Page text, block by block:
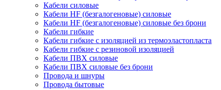
Кабели силовые
Кабели HF (безгалогеновые) силовые
Кабели HF (безгалогеновые) силовые без брони
Кабели гибкие
Кабели гибкие с изоляцией из термоэластопласта
Кабели гибкие с резиновой изоляцией
Кабели ПВХ силовые
Кабели ПВХ силовые без брони
Провода и шнуры
Провода бытовые